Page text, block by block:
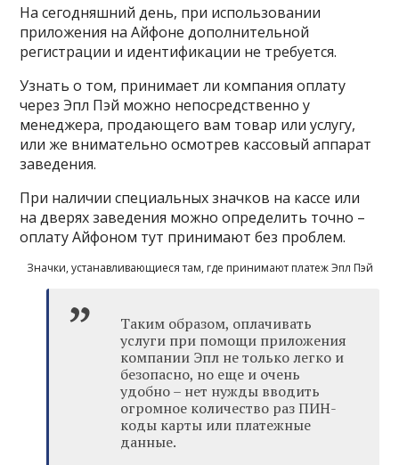
На сегодняшний день, при использовании
приложения на Айфоне дополнительной
регистрации и идентификации не требуется.
Узнать о том, принимает ли компания оплату
через Эпл Пэй можно непосредственно у
менеджера, продающего вам товар или услугу,
или же внимательно осмотрев кассовый аппарат
заведения.
При наличии специальных значков на кассе или
на дверях заведения можно определить точно –
оплату Айфоном тут принимают без проблем.
Значки, устанавливающиеся там, где принимают платеж Эпл Пэй
Таким образом, оплачивать
услуги при помощи приложения
компании Эпл не только легко и
безопасно, но еще и очень
удобно – нет нужды вводить
огромное количество раз ПИН-
коды карты или платежные
данные.